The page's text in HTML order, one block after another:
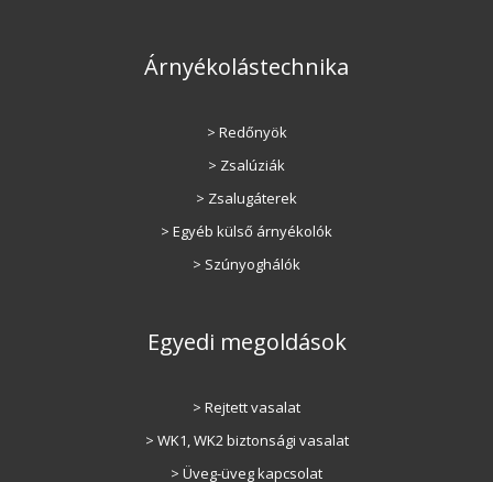
Árnyékolástechnika
> Redőnyök
> Zsalúziák
> Zsalugáterek
> Egyéb külső árnyékolók
> Szúnyoghálók
Egyedi megoldások
> Rejtett vasalat
> WK1, WK2 biztonsági vasalat
> Üveg-üveg kapcsolat